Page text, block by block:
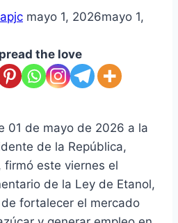
mayo 1, 2026mayo 1,
the love
01 de mayo de 2026 a la
de la República,
firmó este viernes el
de la Ley de Etanol,
fortalecer el mercado